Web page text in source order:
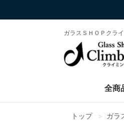
ガラスＳＨＯＰクラ
全商
トップ ガラ